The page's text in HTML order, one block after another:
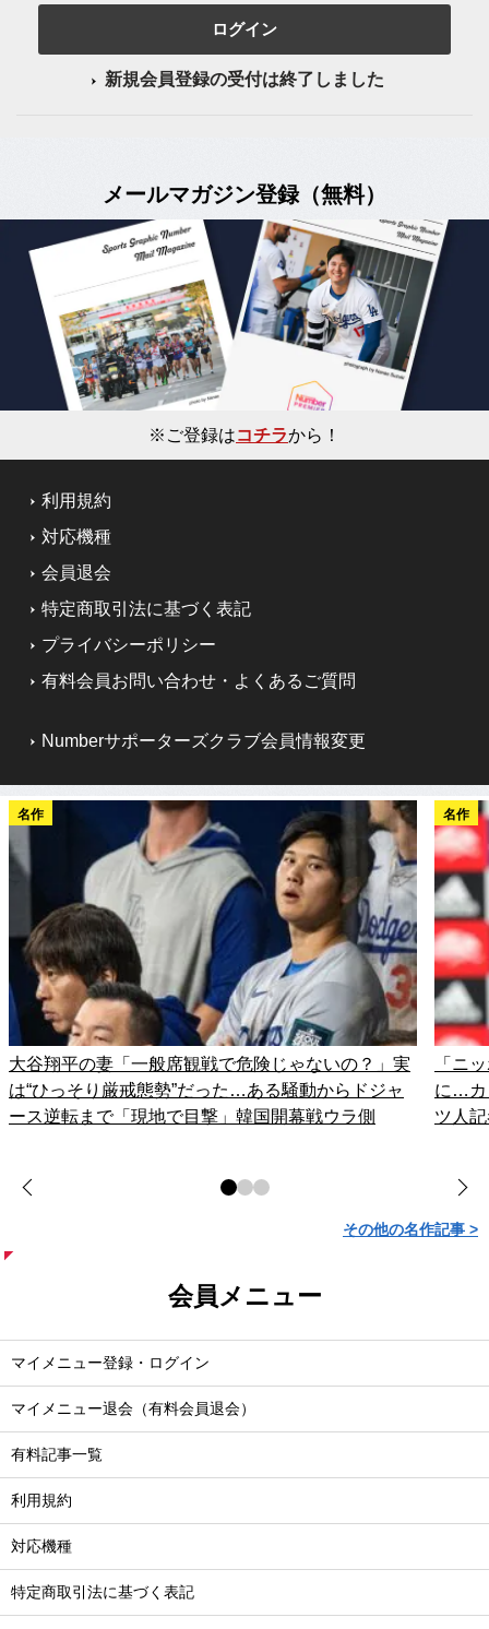
ログイン
新規会員登録の受付は終了しました
メールマガジン登録（無料）
※ご登録はコチラから！
利用規約
対応機種
会員退会
特定商取引法に基づく表記
プライバシーポリシー
有料会員お問い合わせ・よくあるご質問
Numberサポーターズクラブ会員情報変更
名作
大谷翔平の妻「一般席観戦で危険じゃないの？」実
は“ひっそり厳戒態勢”だった…ある騒動からドジャ
ース逆転まで「現地で目撃」韓国開幕戦ウラ側
名作
「ニ
に…カ
ツ人
その他の名作記事 >
会員メニュー
マイメニュー登録・ログイン
マイメニュー退会（有料会員退会）
有料記事一覧
利用規約
対応機種
特定商取引法に基づく表記